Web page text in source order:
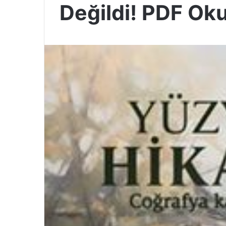
Değildi! PDF